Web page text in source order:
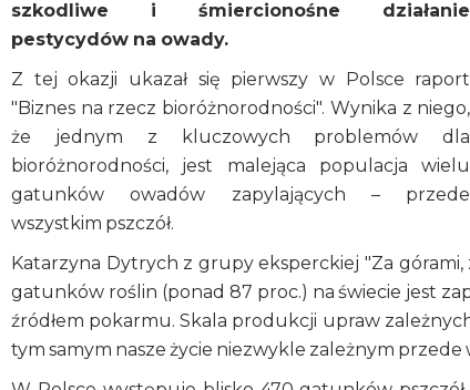
szkodliwe i śmiercionośne działanie
pestycydów na owady.
Z tej okazji ukazał się pierwszy w Polsce raport
"Biznes na rzecz bioróżnorodności". Wynika z niego,
że jednym z kluczowych problemów dla
bioróżnorodności, jest malejąca populacja wielu
gatunków owadów zapylających – przede
wszystkim pszczół.
Katarzyna Dytrych z grupy eksperckiej "Za górami,
gatunków roślin (ponad 87 proc.) na świecie jest
źródłem pokarmu. Skala produkcji upraw
tym samym nasze życie niezwykle zależnym przede